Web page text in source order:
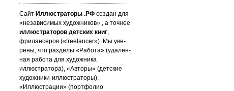
Сайт Иллюстраторы .РФ создан для
«не­за­ви­си­мых ху­дож­ни­ков» , а точнее
иллюстраторов детских книг,
фрилансеров («fre­elan­cer»). Мы уве­
ре­ны, что раз­де­лы «Работа» (уда­лен­
ная работа для художника
иллюстратора), «Авторы» (детские
художники-иллюстраторы),
«Иллюстрации» (портфолио